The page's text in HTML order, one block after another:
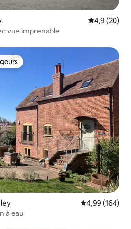
Évaluation
4,9 (20)
vue imprenable
les plus appréciés
Évaluation
4,99 (164)
à eau